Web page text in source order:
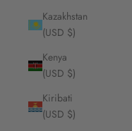
Kazakhstan
(USD $)
Kenya
(USD $)
Kiribati
(USD $)